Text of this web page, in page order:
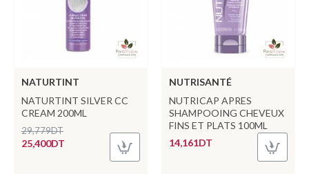
NATURTINT
NATURTINT SILVER CC
CREAM 200ML
25,400DT
29,779DT
NUTRISANTÉ
NUTRICAP APRES
SHAMPOOING CHEVEUX
FINS ET PLATS 100ML
14,161DT